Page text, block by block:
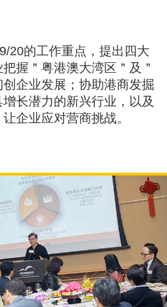
20的工作重点，提出四大
握＂粤港澳大湾区＂及＂
企业发展；协助港商发掘
长潜力的新兴行业，以及
企业应对营商挑战。